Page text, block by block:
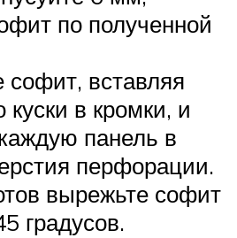
по полученной
софит, вставляя
куски в кромки, и
панель в
перфорации.
вырежьте софит
градусов.